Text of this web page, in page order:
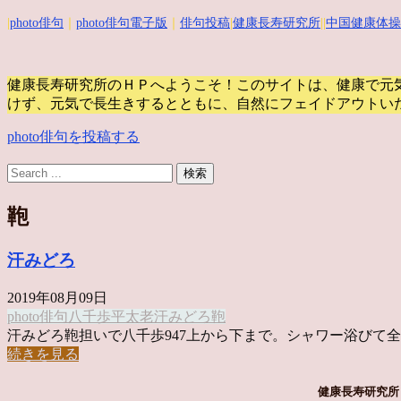
photo俳句 photo俳句電子版 俳句投稿 健康長寿研究所 中国健康体操
健康長寿研究所のＨＰへようこそ！このサイトは、健康で
けず、元気で長生きするとともに、自然にフェイドアウトい
photo俳句を投稿する
鞄
汗みどろ
2019年08月09日
photo俳句 八千歩平太老汗みどろ鞄
汗みどろ鞄担いで八千歩947上から下まで。シャワー浴びて
続きを見る
健康長寿研究